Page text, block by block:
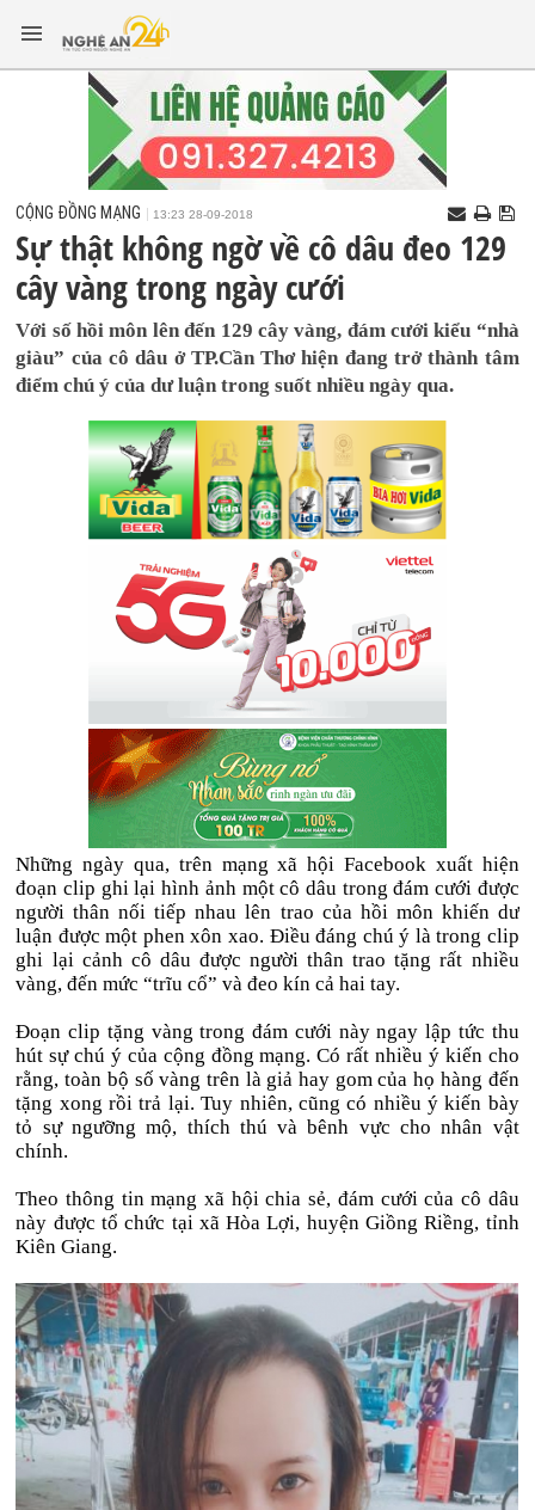
CỘNG ĐỒNG MẠNG 13:23 28-09-2018
Sự thật không ngờ về cô dâu đeo 129
cây vàng trong ngày cưới
Với số hồi môn lên đến 129 cây vàng, đám cưới kiểu “nhà
giàu” của cô dâu ở TP.Cần Thơ hiện đang trở thành tâm
điểm chú ý của dư luận trong suốt nhiều ngày qua.
Những ngày qua, trên mạng xã hội Facebook xuất hiện
đoạn clip ghi lại hình ảnh một cô dâu trong đám cưới được
người thân nối tiếp nhau lên trao của hồi môn khiến dư
luận được một phen xôn xao. Điều đáng chú ý là trong clip
ghi lại cảnh cô dâu được người thân trao tặng rất nhiều
vàng, đến mức “trĩu cổ” và đeo kín cả hai tay.
Đoạn clip tặng vàng trong đám cưới này ngay lập tức thu
hút sự chú ý của cộng đồng mạng. Có rất nhiều ý kiến cho
rằng, toàn bộ số vàng trên là giả hay gom của họ hàng đến
tặng xong rồi trả lại. Tuy nhiên, cũng có nhiều ý kiến bày
tỏ sự ngưỡng mộ, thích thú và bênh vực cho nhân vật
chính.
Theo thông tin mạng xã hội chia sẻ, đám cưới của cô dâu
này được tổ chức tại xã Hòa Lợi, huyện Giồng Riềng, tỉnh
Kiên Giang.